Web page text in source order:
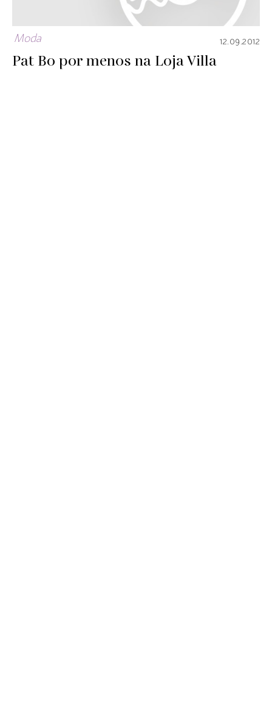
Moda 12.09.2012
Pat Bo por menos na Loja Villa